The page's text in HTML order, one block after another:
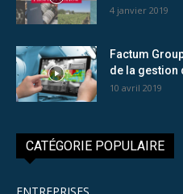
4 janvier 2019
Factum
de la gestion
10 avril 2019
CATÉGORIE POPULAIRE